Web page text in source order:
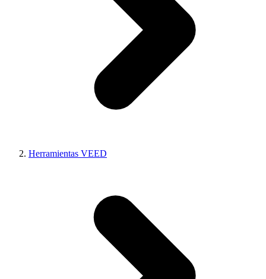
Herramientas VEED